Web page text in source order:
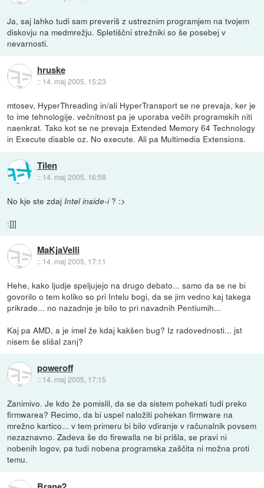
Ja, saj lahko tudi sam preveriš z ustreznim programjem na tvojem
diskovju na medmrežju. Spletiščni strežniki so še posebej v
nevarnosti.
hruske
:: 14. maj 2005, 15:23
mtosev, HyperThreading in/ali HyperTransport se ne prevaja, ker je
to ime tehnologije. večnitnost pa je uporaba večih programskih niti
naenkrat. Tako kot se ne prevaja Extended Memory 64 Technology
in Execute disable oz. No execute. Ali pa Multimedia Extensions.
Tilen
:: 14. maj 2005, 16:58
No kje ste zdajIntel inside-i? :>
:]]]
MaKjaVelli
:: 14. maj 2005, 17:11
Hehe, kako ljudje speljujejo na drugo debato... samo da se ne bi
govorilo o tem koliko so pri Intelu bogi, da se jim vedno kaj takega
prikrade... no nazadnje je bilo to pri navadnih Pentiumih...
Kaj pa AMD, a je imel že kdaj kakšen bug? Iz radovednosti... jst
nisem še slišal zanj?
poweroff
:: 14. maj 2005, 17:15
Zanimivo. Je kdo že pomislil, da se da sistem pohekati tudi preko
firmwarea? Recimo, da bi uspel naložiti pohekan firmware na
mrežno kartico... v tem primeru bi bilo vdiranje v računalnik povsem
nezaznavno. Zadeva še do firewalla ne bi prišla, se pravi ni
nobenih logov, pa tudi nobena programska zaščita ni možna proti
temu.